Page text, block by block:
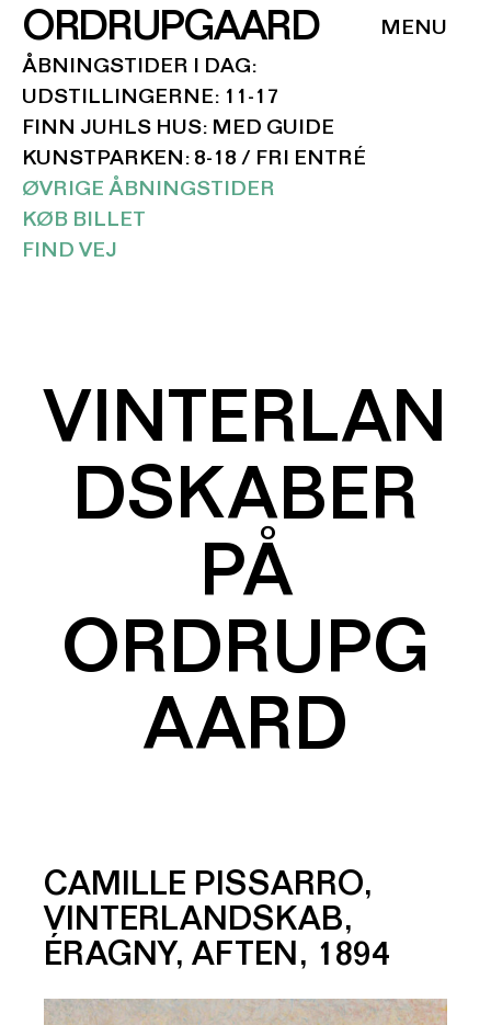
ORDRUPGAARD
ÅBNINGSTIDER I DAG:
UDSTILLINGERNE: 11-17
FINN JUHLS HUS: MED GUIDE
KUNSTPARKEN: 8-18 / FRI ENTRÉ
ØVRIGE ÅBNINGSTIDER
KØB BILLET
FIND VEJ
VINTERLAN
DSKABER
PÅ
ORDRUPG
AARD
CAMILLE PISSARRO,
VINTERLANDSKAB,
ÉRAGNY, AFTEN, 1894